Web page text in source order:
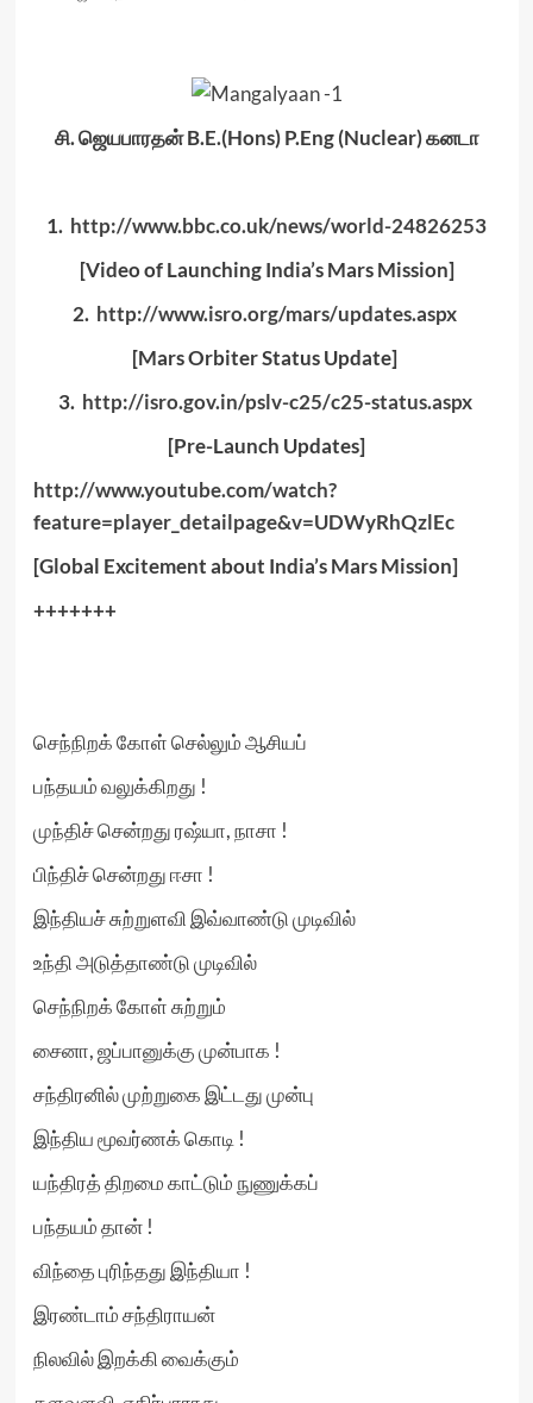
சி. ஜெயபாரதன் B.E.(Hons) P.Eng (Nuclear) கனடா
1. http://www.bbc.co.uk/news/world-24826253
[Video of Launching India’s Mars Mission]
2. http://www.isro.org/mars/updates.aspx
[Mars Orbiter Status Update]
3. http://isro.gov.in/pslv-c25/c25-status.aspx
[Pre-Launch Updates]
http://www.youtube.com/watch?
feature=player_detailpage&v=UDWyRhQzlEc
[Global Excitement about India’s Mars Mission]
+++++++
செந்நிறக் கோள் செல்லும் ஆசியப்
பந்தயம் வலுக்கிறது !
முந்திச் சென்றது ரஷ்யா, நாசா !
பிந்திச் சென்றது ஈசா !
இந்தியச் சுற்றுளவி இவ்வாண்டு முடிவில்
உந்தி அடுத்தாண்டு முடிவில்
செந்நிறக் கோள் சுற்றும்
சைனா, ஜப்பானுக்கு முன்பாக !
சந்திரனில் முற்றுகை இட்டது முன்பு
இந்திய மூவர்ணக் கொடி !
யந்திரத் திறமை காட்டும் நுணுக்கப்
பந்தயம் தான் !
விந்தை புரிந்தது இந்தியா !
இரண்டாம் சந்திராயன்
நிலவில் இறக்கி வைக்கும்